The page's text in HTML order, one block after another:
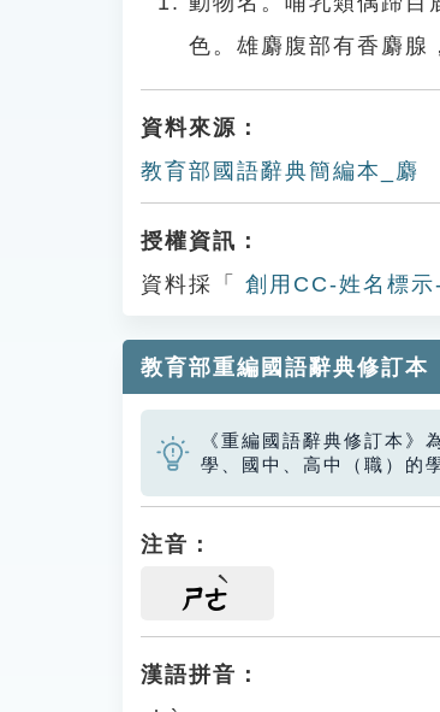
色。雄麝腹部有香麝腺
資料來源：
教育部國語辭典簡編本_麝
授權資訊：
資料採「
創用CC-姓名標
教育部重編國語辭典修訂本
《重編國語辭典修訂本
學、國中、高中（職）的
注音：
ㄕㄜ
漢語拼音：